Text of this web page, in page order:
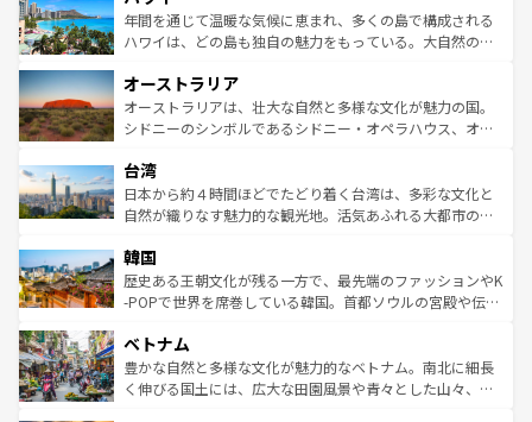
着のスイス情報はコンテンツ一覧 を参照してほしい。
ンメントが詰まった刺激的なスポットだ。一方、アメリカ
西部には大自然が広がり、グランドキャニオンやイエロー
部のニューオーリンズでは、音楽と美食が融合した独特の
文化が魅力。旅行者はアメリカの各地域で異なる魅力を楽
しみながら、その多様性と豊かな歴史を感じることができ
ならではの贅沢な旅のスタイルだ。 なお、新着のアメリカ
情報はコンテンツ一覧を参照してほしい。
年間を通じて温暖な気候に恵まれ、多くの島で構成される
ハワイは、どの島も独自の魅力をもっている。大自然の神
ワイ島は見逃せない。また、定番の観光地といえばオアフ
島だが、静かな自然を求めるならマウイ島やカウアイ島が
おすすめ。エメラルドグリーンに輝く海をはじめ、豊かな
れるおもてなしの心で訪れる人々を迎えてくれるハワイの
人々、おいしいローカルフードやハワイアンミュージッ
ク、伝統的なフラダンスなど、すべてがハワイの魅力を彩
ワイを、存分に味わってほしい。 なお、新着のハワイ情報
はコンテンツ一覧を参照してほしい。
オーストラリア
オーストラリアは、壮大な自然と多様な文化が魅力の国。
シドニーのシンボルであるシドニー・オペラハウス、オー
リアリーフや大陸中央部にそびえるウルル（エアーズロッ
ク）、タスマニアの美しい原生林やケアンズの熱帯雨林な
ど、見どころがたくさん。また、カフェやワイン、オージ
いる。アクティビティも充実しており、サーフィンやダイ
ビング、ハイキングなど、アウトドア好きにはたまらな
い。オーストラリアの多彩な魅力を存分に味わいつくそ
参照してほしい。
台湾
日本から約４時間ほどでたどり着く台湾は、多彩な文化と
自然が織りなす魅力的な観光地。活気あふれる大都市の台
ン）、静ひつな山岳地帯である台湾東部など、都市の喧騒
と山間の静けさが共存しており、訪れる人に新しい発見と
驚きをもたらしてくれる。また、奥深い台湾の食文化も魅
容にもいいと評判のスイーツなど、バラエティ豊かな料理
が味わえる。 なお、新着の台湾情報は コンテンツ一覧を参
照してほしい。
韓国
歴史ある王朝文化が残る一方で、最先端のファッションやK
-POPで世界を席巻している韓国。首都ソウルの宮殿や伝統
き、地方に足を延ばせば四季折々の自然美を楽しむことが
できる。そして、キムチや焼肉、絶品のストリートフード
まで、さまざまな韓国料理が待っている。夜には、韓国な
ベトナム
豊かな自然と多様な文化が魅力的なベトナム。南北に細長
く伸びる国土には、広大な田園風景や青々とした山々、世